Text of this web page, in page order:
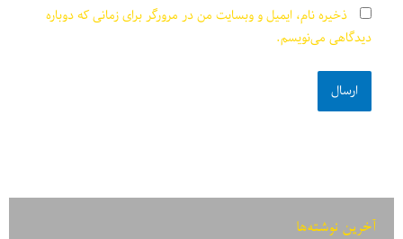
ذخیره نام، ایمیل و وبسایت من در مرورگر برای زمانی که دوباره
دیدگاهی می‌نویسم.
آخرین نوشته‌ها